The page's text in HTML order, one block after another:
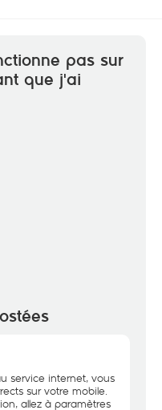
pas sur
que j'ai
service internet, vous
sur votre mobile.
allez à paramètres